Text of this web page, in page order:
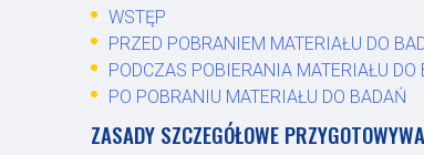
WSTĘP
PRZED POBRANIEM MATERIAŁU DO
PODCZAS POBIERANIA MATERIAŁU DO
PO POBRANIU MATERIAŁU DO BADAŃ
ZASADY SZCZEGÓŁOWE